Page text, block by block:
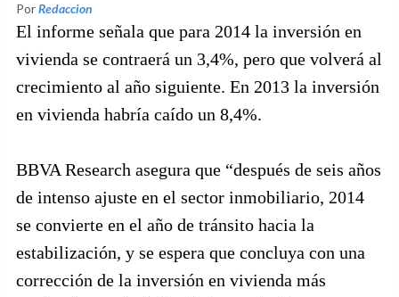
PorRedaccion
El informe señala que para 2014 la inversión en
vivienda se contraerá un 3,4%, pero que volverá al
crecimiento al año siguiente. En 2013 la inversión
en vivienda habría caído un 8,4%.
BBVA Research asegura que “después de seis años
de intenso ajuste en el sector inmobiliario, 2014
se convierte en el año de tránsito hacia la
estabilización, y se espera que concluya con una
corrección de la inversión en vivienda más